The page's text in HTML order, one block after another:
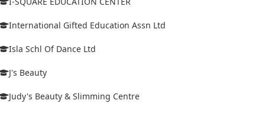
International Gifted Education Assn Ltd
Isla Schl Of Dance Ltd
J's Beauty
Judy's Beauty & Slimming Centre